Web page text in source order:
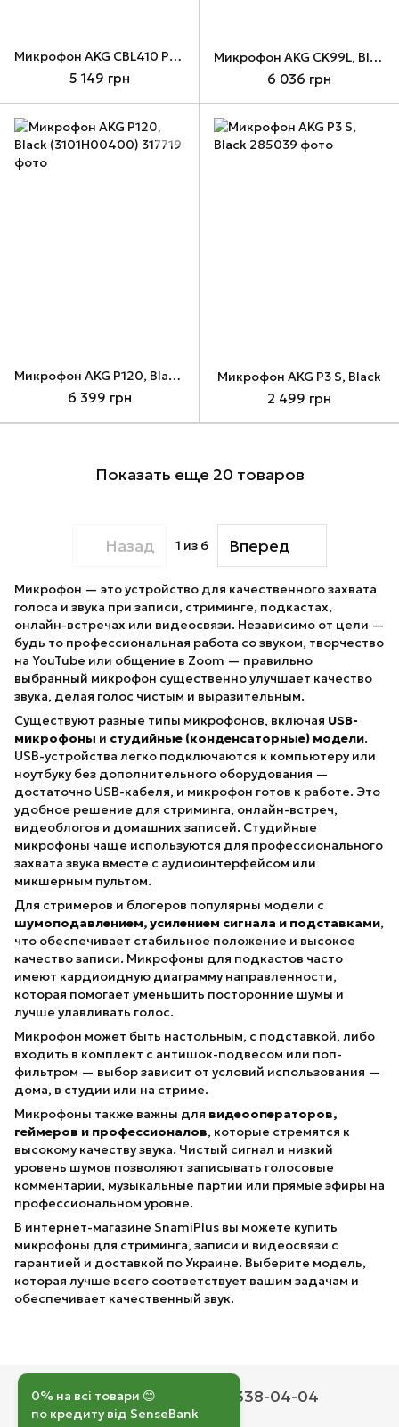
Микрофон AKG CBL410 PCC, Black
5 149 грн
Микрофон AKG CK99L, Black
6 036 грн
Микрофон AKG P120, Black (3101H00400)
6 399 грн
Микрофон AKG P3 S, Black
2 499 грн
Показать еще 20 товаров
Назад 1 из 6 Вперед
Микрофон — это устройство для качественного захвата
голоса и звука при записи, стриминге, подкастах,
онлайн-встречах или видеосвязи. Независимо от цели —
будь то профессиональная работа со звуком, творчество
на YouTube или общение в Zoom — правильно
выбранный микрофон существенно улучшает качество
звука, делая голос чистым и выразительным.
Существуют разные типы микрофонов, включая USB-
микрофоны и студийные (конденсаторные) модели.
USB-устройства легко подключаются к компьютеру или
ноутбуку без дополнительного оборудования —
достаточно USB-кабеля, и микрофон готов к работе. Это
удобное решение для стриминга, онлайн-встреч,
видеоблогов и домашних записей. Студийные
микрофоны чаще используются для профессионального
захвата звука вместе с аудиоинтерфейсом или
микшерным пультом.
Для стримеров и блогеров популярны модели с
шумоподавлением, усилением сигнала и подставками,
что обеспечивает стабильное положение и высокое
качество записи. Микрофоны для подкастов часто
имеют кардиоидную диаграмму направленности,
которая помогает уменьшить посторонние шумы и
лучше улавливать голос.
Микрофон может быть настольным, с подставкой, либо
входить в комплект с антишок-подвесом или поп-
фильтром — выбор зависит от условий использования —
дома, в студии или на стриме.
Микрофоны также важны для видеооператоров,
геймеров и профессионалов, которые стремятся к
высокому качеству звука. Чистый сигнал и низкий
уровень шумов позволяют записывать голосовые
комментарии, музыкальные партии или прямые эфиры на
профессиональном уровне.
В интернет-магазине SnamiPlus вы можете купить
микрофоны для стриминга, записи и видеосвязи с
гарантией и доставкой по Украине. Выберите модель,
которая лучше всего соответствует вашим задачам и
обеспечивает качественный звук.
050 193-42-43 067 338-04-04
0% на всі товари 😊
по кредиту від SenseBank